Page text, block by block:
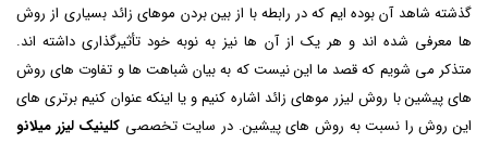
گذشته شاهد آن بوده ایم که در رابطه با از بین بردن موهای زائد بسیاری از روش
ها معرفی شده اند و هر یک از آن ها نیز به نوبه خود تأثیرگذاری داشته اند.
متذکر می شویم که قصد ما این نیست که به بیان شباهت ها و تفاوت های روش
های پیشین با روش لیزر موهای زائد اشاره کنیم و یا اینکه عنوان کنیم برتری های
این روش را نسبت به روش های پیشین. در سایت تخصصی کلینیک لیزر میلانو